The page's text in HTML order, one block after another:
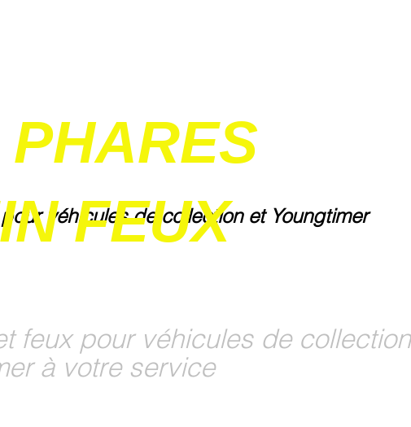
véhicules de collection et Youngtimer
feux pour véhicules de collection
à votre service
FEUX